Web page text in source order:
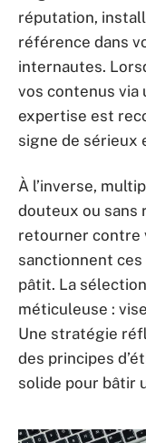
réputation,
référence dans
internautes.
vos contenus via
expertise est
signe de sérieux
À l’inverse,
douteux ou sans
retourner contre
sanctionnent
pâtit. La
méticuleuse :
Une stratégie
des principes
solide pour bâtir